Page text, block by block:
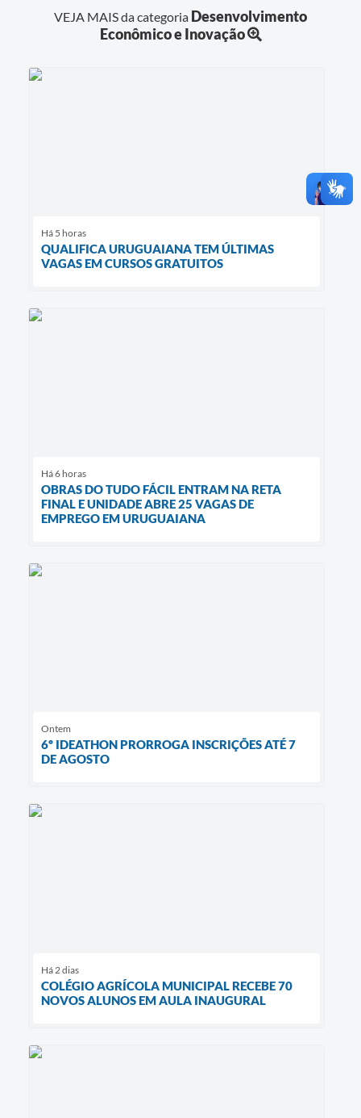
VEJA MAIS da categoria Desenvolvimento
Econômico e Inovação
Há 5 horas
QUALIFICA URUGUAIANA TEM ÚLTIMAS
VAGAS EM CURSOS GRATUITOS
Há 6 horas
OBRAS DO TUDO FÁCIL ENTRAM NA RETA
FINAL E UNIDADE ABRE 25 VAGAS DE
EMPREGO EM URUGUAIANA
Ontem
6º IDEATHON PRORROGA INSCRIÇÕES ATÉ 7
DE AGOSTO
Há 2 dias
COLÉGIO AGRÍCOLA MUNICIPAL RECEBE 70
NOVOS ALUNOS EM AULA INAUGURAL